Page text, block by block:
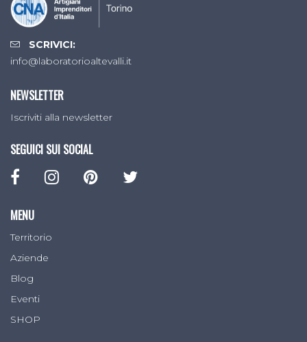
SCRIVICI:
info@laboratorioaltevalli.it
NEWSLETTER
Iscriviti alla newsletter
SEGUICI SUI SOCIAL
MENU
Territorio
Aziende
Blog
Eventi
SHOP